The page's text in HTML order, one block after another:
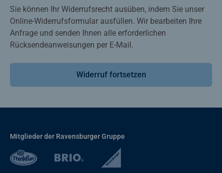
Sie können Ihr Widerrufsrecht ausüben, indem Sie unser
Online-Widerrufsformular ausfüllen. Wir bearbeiten Ihre
Anfrage und senden Ihnen alle erforderlichen
Rücksendeanweisungen per E-Mail.
Widerruf fortsetzen
Mitglieder der Ravensburger Gruppe